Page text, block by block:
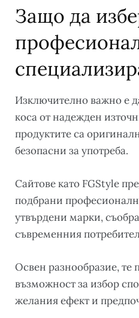
Защо да
Изключително важно е
коса от надежден
продуктите са
безопасни за употреба.
Сайтове като FGStyle
подбрани
утвърдени марки,
съвременния
Освен разнообразие, те
възможност за избор
желания ефект и